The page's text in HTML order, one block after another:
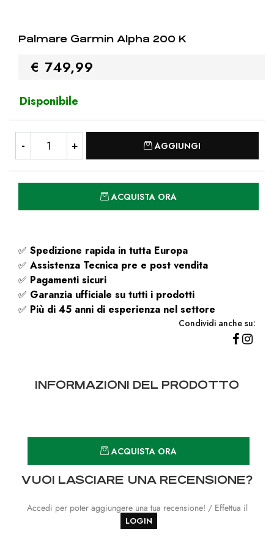
Palmare Garmin Alpha 200 K
€ 749,99
Disponibile
AGGIUNGI
ACQUISTA ORA
✅ Spedizione rapida in tutta Europa
✅ Assistenza Tecnica pre e post vendita
✅ Pagamenti sicuri
✅ Garanzia ufficiale su tutti i prodotti
✅ Più di 45 anni di esperienza nel settore
Condividi anche su:
INFORMAZIONI DEL PRODOTTO
ACQUISTA ORA
VUOI LASCIARE UNA RECENSIONE?
Accedi per poter aggiungere una tua recensione! / Effettua il
LOGIN